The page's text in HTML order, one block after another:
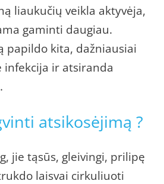
liaukučių veikla aktyvėja,
gaminti daugiau.
papildo kita, dažniausiai
ir atsiranda
atsikosėjimą ?
jie tąsūs, gleivingi, prilipę
laisvai cirkuliuoti